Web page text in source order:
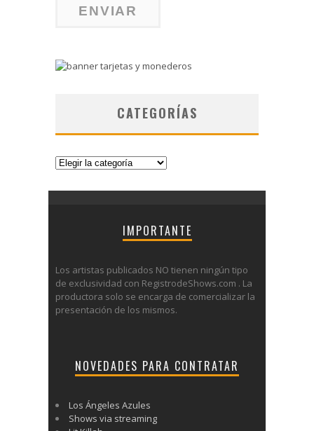
CATEGORÍAS
Categorías
IMPORTANTE
Los artistas publicados NO tienen ningún tipo
de exclusividad con RegistrodeShows.com . La
productora solo se encarga de comercializar la
presentación de los mismos.
NOVEDADES PARA CONTRATAR
Los Ángeles Azules
Shows via streaming